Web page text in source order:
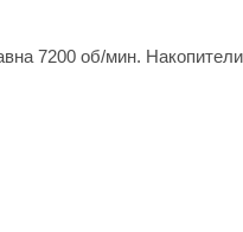
7200 об/мин.